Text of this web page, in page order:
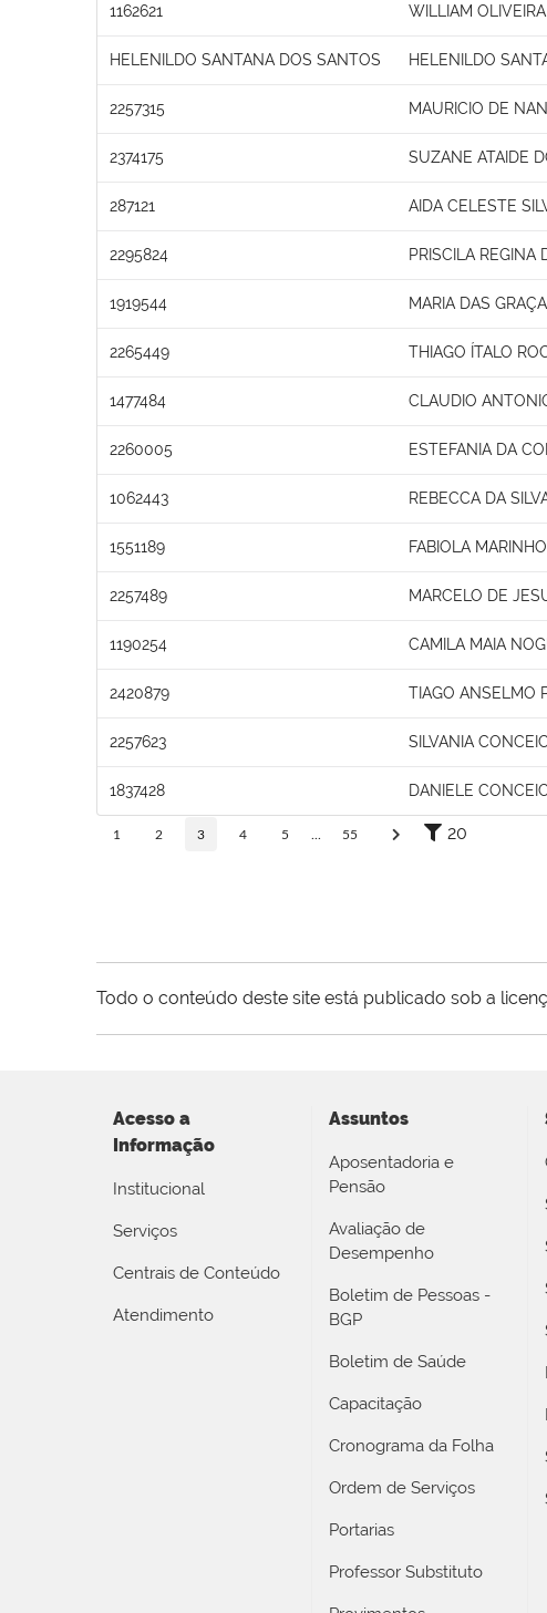
1162621 WILLIAM
HELENILDO SANTANA DOS SANTOS HELENILDO
2257315 MAURICIO DE
2374175 SUZANE ATAIDE
287121 AIDA CELESTE
2295824 PRISCILA REGINA
1919544 MARIA DAS
2265449 THIAGO ÍTALO
1477484 CLAUDIO
2260005 ESTEFANIA DA
1062443 REBECCA DA
1551189 FABIOLA
2257489 MARCELO DE
1190254 CAMILA MAIA
2420879 TIAGO ANSELMO
2257623 SILVANIA
1837428 DANIELE
1 2 3 4 5 55 20
Todo o conteúdo deste site está publicado sob a
Acesso a
Informação
Institucional
Serviços
Centrais de Conteúdo
Atendimento
Assuntos
Aposentadoria e
Pensão
Avaliação de
Desempenho
Boletim de Pessoas -
BGP
Boletim de Saúde
Capacitação
Cronograma da Folha
Ordem de Serviços
Portarias
Professor Substituto